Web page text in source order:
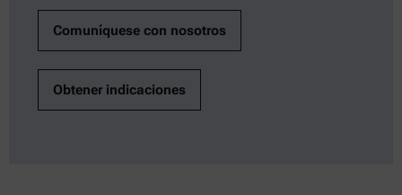
Comuníquese con nosotros
Obtener indicaciones